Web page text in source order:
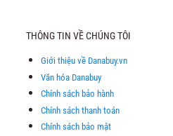
THÔNG TIN VỀ CHÚNG TÔI
Giới thiệu về Danabuy.vn
Văn hóa Danabuy
Chính sách bảo hành
Chính sách thanh toán
Chính sách bảo mật